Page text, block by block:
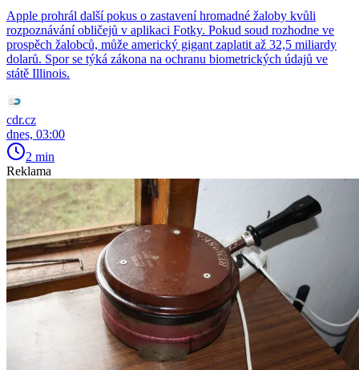
Apple prohrál další pokus o zastavení hromadné žaloby kvůli
rozpoznávání obličejů v aplikaci Fotky. Pokud soud rozhodne ve
prospěch žalobců, může americký gigant zaplatit až 32,5 miliardy
dolarů. Spor se týká zákona na ochranu biometrických údajů ve
státě Illinois.
cdr.cz
dnes, 03:00
2 min
Reklama